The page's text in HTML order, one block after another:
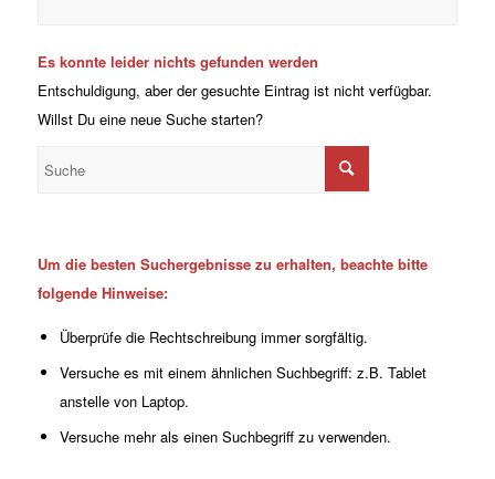
Es konnte leider nichts gefunden werden
Entschuldigung, aber der gesuchte Eintrag ist nicht verfügbar.
Willst Du eine neue Suche starten?
Um die besten Suchergebnisse zu erhalten, beachte bitte
folgende Hinweise:
Überprüfe die Rechtschreibung immer sorgfältig.
Versuche es mit einem ähnlichen Suchbegriff: z.B. Tablet
anstelle von Laptop.
Versuche mehr als einen Suchbegriff zu verwenden.